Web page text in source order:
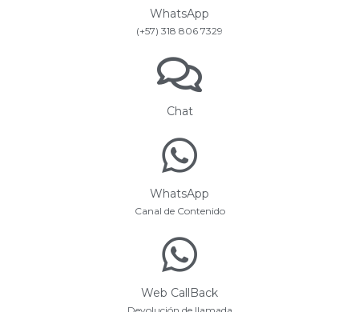
WhatsApp
(+57) 318 806 7329
Chat
WhatsApp
Canal de Contenido
Web CallBack